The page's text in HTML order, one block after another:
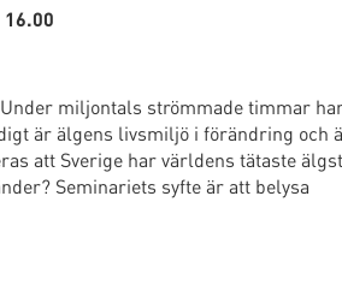
miljontals strömmade timmar
är älgens livsmiljö i förändring och
att Sverige har världens tätaste
Seminariets syfte är att belysa